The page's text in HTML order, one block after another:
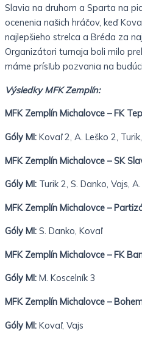
Slavia na druhom a Sparta na
ocenenia našich hráčov, keď
najlepšieho strelca a Bréda za
Organizátori turnaja boli milo
máme prísľub pozvania na
Výsledky MFK Zemplín:
MFK Zemplín Michalovce – FK
Góly MI: Kovaľ 2, A. Leško 2,
MFK Zemplín Michalovce – SK
Góly MI: Turik 2, S. Danko, Vajs,
MFK Zemplín Michalovce –
Góly MI: S. Danko, Kovaľ
MFK Zemplín Michalovce – FK
Góly MI: M. Koscelník 3
MFK Zemplín Michalovce –
Góly MI: Kovaľ, Vajs